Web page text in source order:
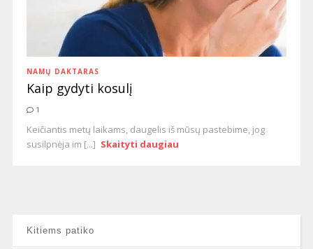
NAMŲ DAKTARAS
Kaip gydyti kosulį
1
Keičiantis metų laikams, daugelis iš mūsų pastebime, jog
susilpnėja im [...] Skaityti daugiau
Kitiems patiko